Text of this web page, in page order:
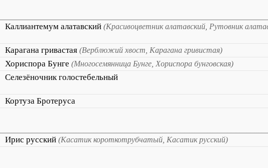
Каллиантемум алатавский (Красивоцветник алатавский, Рутовник
Карагана гривастая (Верблюжий хвост, Карагана гривистая)
Хориспора Бунге (Многосемянница Бунге, Хориспора бунговская)
Селезёночник голостебельный
Кортуза Бротеруса
Ирис русский (Касатик короткотрубчатый, Касатик русский)